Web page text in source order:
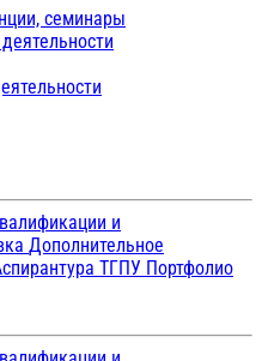
семинары
и
Дополнительное
ТГПУ Портфолио